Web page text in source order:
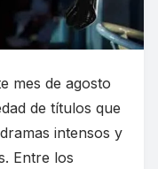
mes de agosto
de títulos que
intensos y
Entre los